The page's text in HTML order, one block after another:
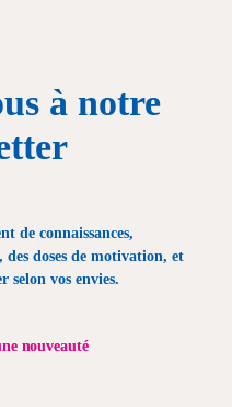
à notre
de connaissances,
doses de motivation, et
selon vos envies.
nouveauté